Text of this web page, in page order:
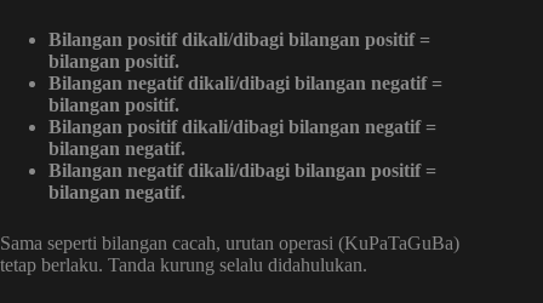
Bilangan positif dikali/dibagi bilangan positif =
bilangan positif.
Bilangan negatif dikali/dibagi bilangan negatif =
bilangan positif.
Bilangan positif dikali/dibagi bilangan negatif =
bilangan negatif.
Bilangan negatif dikali/dibagi bilangan positif =
bilangan negatif.
Sama seperti bilangan cacah, urutan operasi (KuPaTaGuBa)
tetap berlaku. Tanda kurung selalu didahulukan.